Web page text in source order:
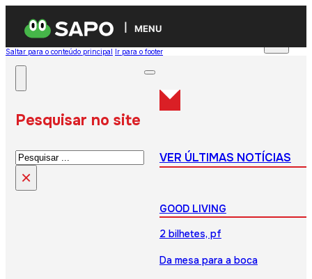
MENU
Saltar para o conteúdo principal Ir para o footer
Pesquisar no site
Pesquisar
×
VER ÚLTIMAS NOTÍCIAS
GOOD LIVING
2 bilhetes, pf
Da mesa para a boca